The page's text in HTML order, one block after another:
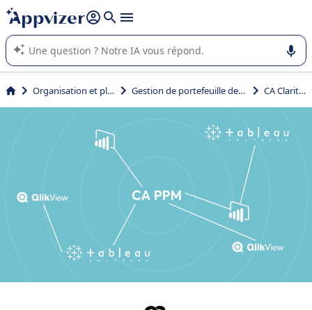
répondre (plusieurs lignes avec
L'IA de Appvizer vous guide dans l'utilisation ou la sélection de
logiciel SaaS en entreprise.
Organisation et planification Gestion de portefeuille de projets (PPM) CA Clarity PPM